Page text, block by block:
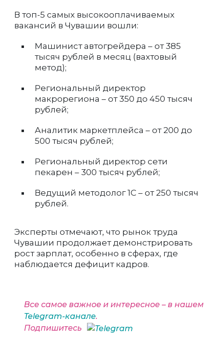
В топ-5 самых высокооплачиваемых
вакансий в Чувашии вошли:
Машинист автогрейдера – от 385
тысяч рублей в месяц (вахтовый
метод);
Региональный директор
макрорегиона – от 350 до 450 тысяч
рублей;
Аналитик маркетплейса – от 200 до
500 тысяч рублей;
Региональный директор сети
пекарен – 300 тысяч рублей;
Ведущий методолог 1С – от 250 тысяч
рублей.
Эксперты отмечают, что рынок труда
Чувашии продолжает демонстрировать
рост зарплат, особенно в сферах, где
наблюдается дефицит кадров.
Все самое важное и интересное – в нашем
Telegram-канале.
Подпишитесь